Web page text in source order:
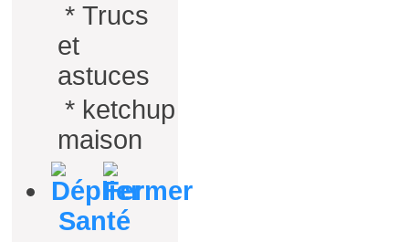
* Trucs
et
astuces
* ketchup
maison
Santé